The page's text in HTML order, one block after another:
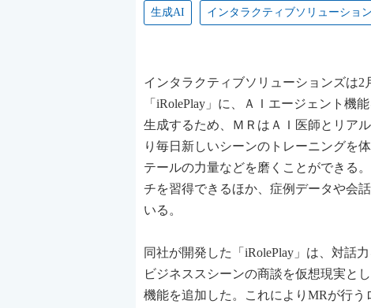
生成AI インタラクティブソリューショ
インタラクティブソリューションズは
「iRolePlay」に、ＡＩエージェント機
生成するため、ＭＲはＡＩ医師とリア
り毎日新しいシーンのトレーニングを
テールの力量などを磨くことができる
チを習得できるほか、症例データや会
いる。
同社が開発した「iRolePlay」は、対話
ビジネススシーンの商談を仮想現実と
機能を追加した。これによりMRが行